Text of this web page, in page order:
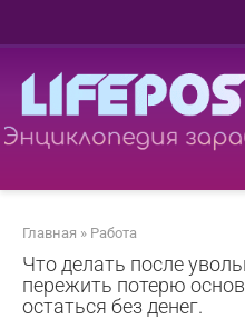
Главная » Работа
Что делать после
пережить потерю
остаться без денег.